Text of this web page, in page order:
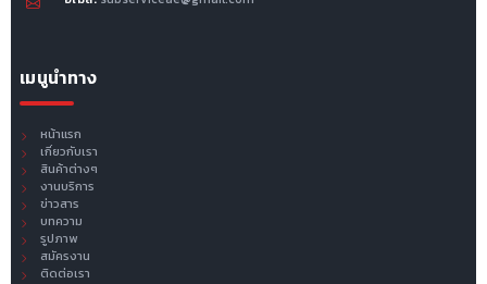
เมนูนำทาง
หน้าแรก
เกี่ยวกับเรา
สินค้าต่างๆ
งานบริการ
ข่าวสาร
บทความ
รูปภาพ
สมัครงาน
ติดต่อเรา